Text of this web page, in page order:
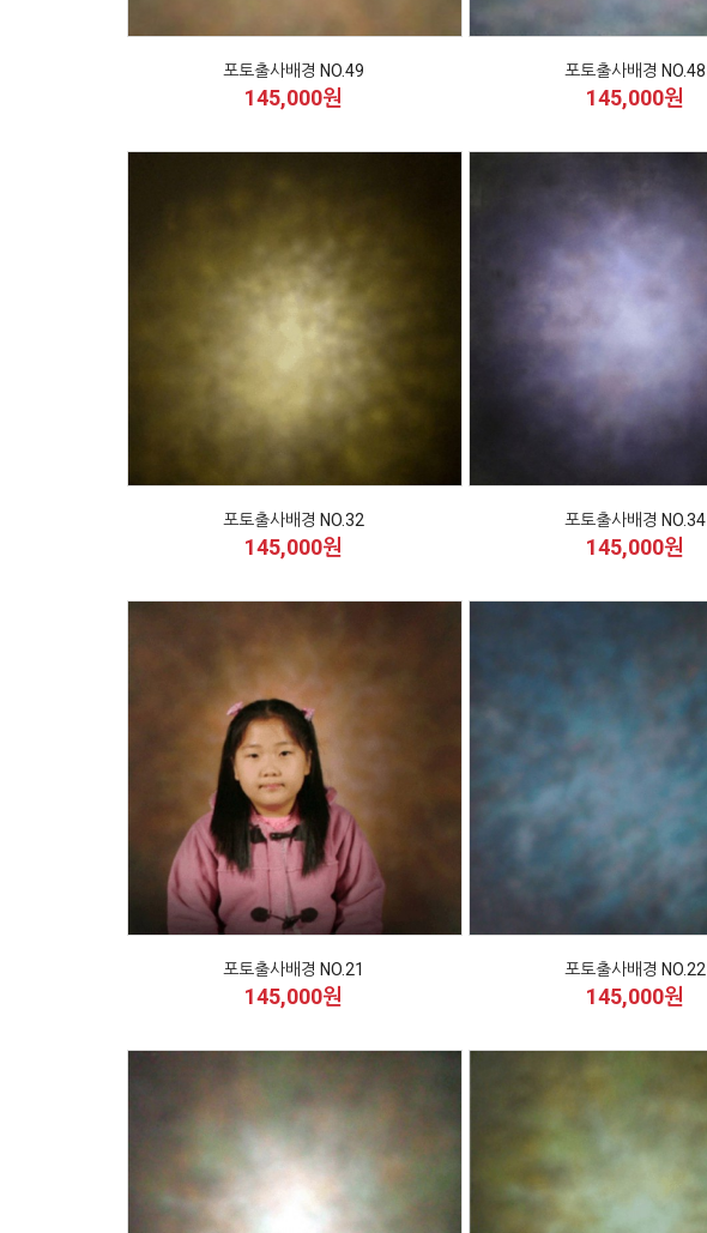
포토출사배경 NO.49
145,000원
포토출사배경 NO.48
145,000원
포토출사배경 NO.32
145,000원
포토출사배경 NO.34
145,000원
포토출사배경 NO.21
145,000원
포토출사배경 NO.22
145,000원